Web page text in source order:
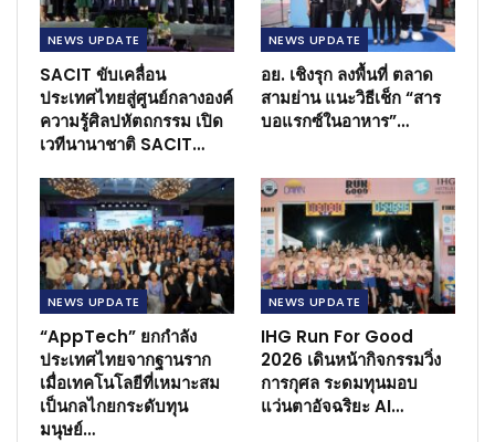
NEWS​ UPDATE
SACIT ขับเคลื่อน
ประเทศไทยสู่ศูนย์กลางองค์
ความรู้ศิลปหัตถกรรม เปิด
เวทีนานาชาติ SACIT…
NEWS​ UPDATE
อย. เชิงรุก ลงพื้นที่ ตลาด
สามย่าน แนะวิธีเช็ก “สาร
บอแรกซ์ในอาหาร”…
NEWS​ UPDATE
“AppTech” ยกกำลัง
ประเทศไทยจากฐานราก
เมื่อเทคโนโลยีที่เหมาะสม
เป็นกลไกยกระดับทุน
มนุษย์…
NEWS​ UPDATE
IHG Run For Good
2026 เดินหน้ากิจกรรมวิ่ง
การกุศล ระดมทุนมอบ
แว่นตาอัจฉริยะ AI…